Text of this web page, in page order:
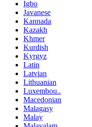
Igbo
Javanese
Kannada
Kazakh
Khmer
Kurdish
Kyrgyz
Latin
Latvian
Lithuanian
Luxembou..
Macedonian
Malagasy
Malay